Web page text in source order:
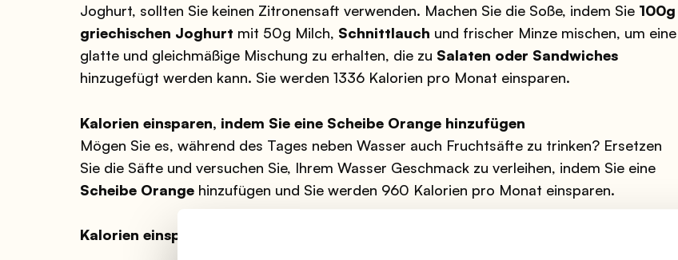
Joghurt, sollten Sie keinen Zitronensaft verwenden. Machen Sie die Soße, indem Sie 100g
griechischen Joghurt mit 50g Milch, Schnittlauch und frischer Minze mischen, um eine
glatte und gleichmäßige Mischung zu erhalten, die zu Salaten oder Sandwiches
hinzugefügt werden kann. Sie werden 1336 Kalorien pro Monat einsparen.
Kalorien einsparen, indem Sie eine Scheibe Orange hinzufügen
Mögen Sie es, während des Tages neben Wasser auch Fruchtsäfte zu trinken? Ersetzen
Sie die Säfte und versuchen Sie, Ihrem Wasser Geschmack zu verleihen, indem Sie eine
Scheibe Orangehinzufügen und Sie werden 960 Kalorien pro Monat einsparen.
Kalorien einsparen, indem Sie Popcorn anstelle von Pommes frites verwenden